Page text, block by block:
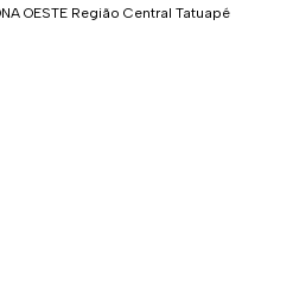
OESTE Região Central Tatuapé